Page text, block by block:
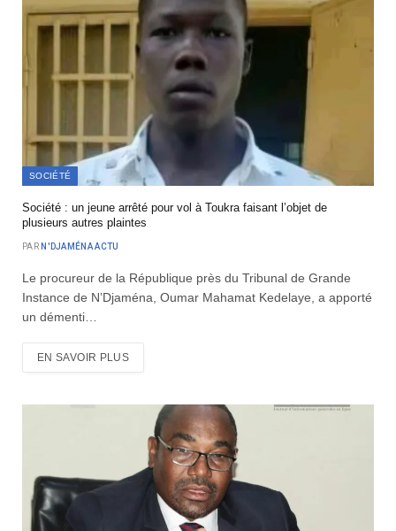
SOCIÉTÉ
Société : un jeune arrêté pour vol à Toukra faisant l’objet de
plusieurs autres plaintes
PAR N'DJAMÉNA ACTU
Le procureur de la République près du Tribunal de Grande
Instance de N’Djaména, Oumar Mahamat Kedelaye, a apporté
un démenti…
EN SAVOIR PLUS